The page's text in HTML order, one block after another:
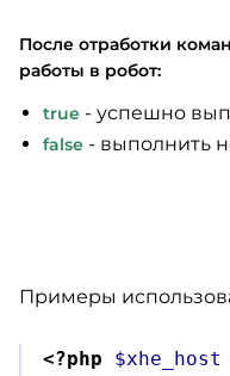
После отработки
работы в робот:
true - успешно
false - выполнить
Примеры
<?php $xhe_host